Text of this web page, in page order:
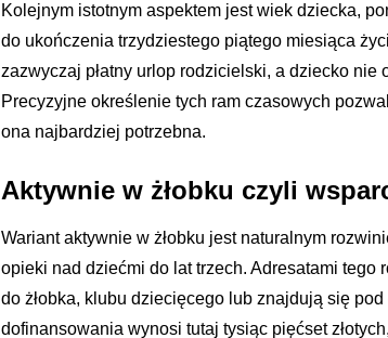
Kolejnym istotnym aspektem jest wiek dziecka,
do ukończenia trzydziestego piątego miesiąca
zazwyczaj płatny urlop rodzicielski, a dziecko nie
Precyzyjne określenie tych ram czasowych
ona najbardziej potrzebna.
Aktywnie w żłobku czyli
Wariant aktywnie w żłobku jest naturalnym
opieki nad dziećmi do lat trzech. Adresatami
do żłobka, klubu dziecięcego lub znajdują się
dofinansowania wynosi tutaj tysiąc pięćset